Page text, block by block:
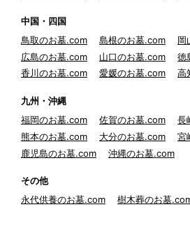
中国・四国
鳥取のお墓.com
島根のお墓.com
岡
広島のお墓.com
山口のお墓.com
徳
香川のお墓.com
愛媛のお墓.com 高
九州・沖縄
福岡のお墓.com
佐賀のお墓.com
長
熊本のお墓.com
大分のお墓.com
宮
鹿児島のお墓.com
沖縄のお墓.com
その他
永代供養のお墓.com
樹木葬のお墓